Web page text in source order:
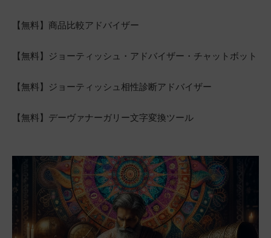
【無料】商品比較アドバイザー
【無料】ジョーティッシュ・アドバイザー・チャットボット
【無料】ジョーティッシュ相性診断アドバイザー
【無料】デーヴァナーガリー文字変換ツール